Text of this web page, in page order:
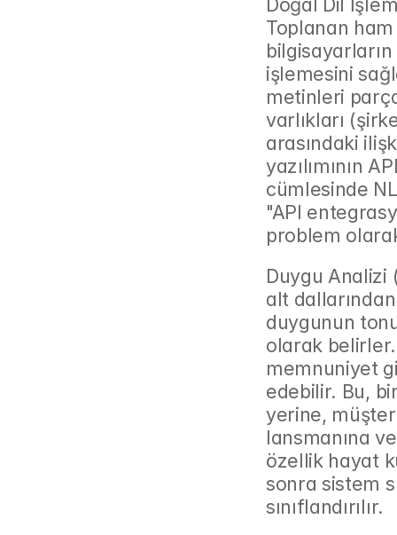
Toplanan ham
bilgisayarların
işlemesini
metinleri
varlıkları
arasındaki
yazılımının
cümlesinde
"API
problem
Duygu Analizi
alt
duygunun
olarak belirler.
memnuniyet
edebilir. Bu,
yerine,
lansmanına
özellik hayat
sonra sistem
sınıflandırılır.